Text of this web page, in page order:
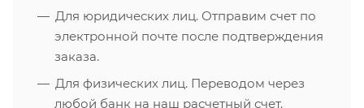
Для юридических лиц. Отправим счет по
электронной почте после подтверждения
заказа.
Для физических лиц. Переводом через
любой банк на наш расчетный счет.